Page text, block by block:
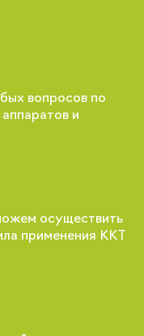
вопросов по
и
осуществить
применения ККТ